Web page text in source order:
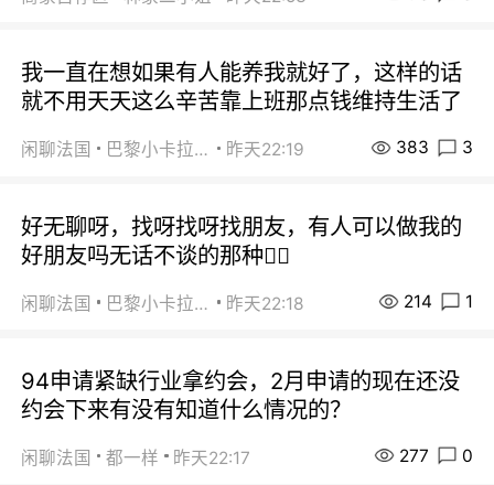
我一直在想如果有人能养我就好了，这样的话
就不用天天这么辛苦靠上班那点钱维持生活了
闲聊法国 巴黎小卡拉咪 昨天22:19 383 3
好无聊呀，找呀找呀找朋友，有人可以做我的
好朋友吗无话不谈的那种😮‍💨
闲聊法国 巴黎小卡拉咪 昨天22:18 214 1
94申请紧缺行业拿约会，2月申请的现在还没
约会下来有没有知道什么情况的？
闲聊法国 都一样 昨天22:17 277 0